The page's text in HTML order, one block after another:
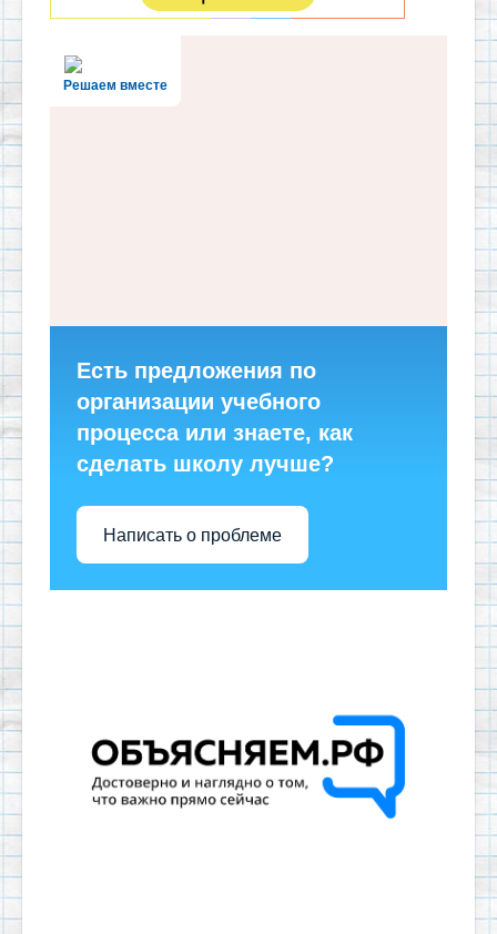
Решаем вместе
Есть предложения по
организации учебного
процесса или знаете, как
сделать школу лучше?
Написать о проблеме